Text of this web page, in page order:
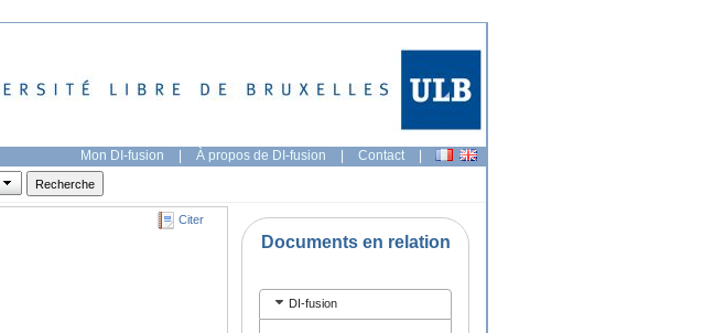
Mon DI-fusion | À propos de DI-fusion | Contact |
Citer
Documents en relation
DI-fusion